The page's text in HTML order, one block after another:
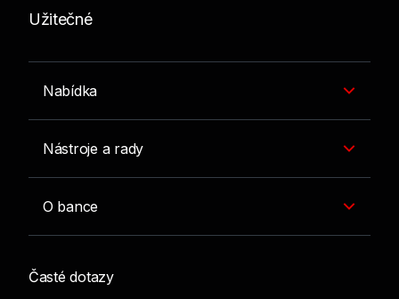
Užitečné
Nabídka
Nástroje a rady
O bance
Časté dotazy